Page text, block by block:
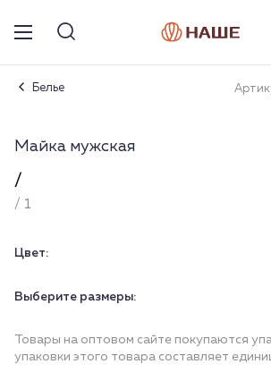
Белье
Майка мужская
/
/ 1
Цвет:
Выберите размеры:
Товары на оптовом сайте покупаются
упаковки этого товара составляет